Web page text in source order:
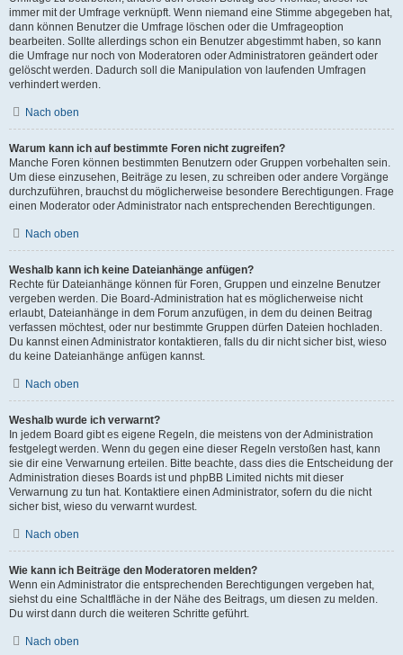
immer mit der Umfrage verknüpft. Wenn niemand eine Stimme abgegeben hat,
dann können Benutzer die Umfrage löschen oder die Umfrageoption
bearbeiten. Sollte allerdings schon ein Benutzer abgestimmt haben, so kann
die Umfrage nur noch von Moderatoren oder Administratoren geändert oder
gelöscht werden. Dadurch soll die Manipulation von laufenden Umfragen
verhindert werden.
Nach oben
Warum kann ich auf bestimmte Foren nicht zugreifen?
Manche Foren können bestimmten Benutzern oder Gruppen vorbehalten sein.
Um diese einzusehen, Beiträge zu lesen, zu schreiben oder andere Vorgänge
durchzuführen, brauchst du möglicherweise besondere Berechtigungen. Frage
einen Moderator oder Administrator nach entsprechenden Berechtigungen.
Nach oben
Weshalb kann ich keine Dateianhänge anfügen?
Rechte für Dateianhänge können für Foren, Gruppen und einzelne Benutzer
vergeben werden. Die Board-Administration hat es möglicherweise nicht
erlaubt, Dateianhänge in dem Forum anzufügen, in dem du deinen Beitrag
verfassen möchtest, oder nur bestimmte Gruppen dürfen Dateien hochladen.
Du kannst einen Administrator kontaktieren, falls du dir nicht sicher bist, wieso
du keine Dateianhänge anfügen kannst.
Nach oben
Weshalb wurde ich verwarnt?
In jedem Board gibt es eigene Regeln, die meistens von der Administration
festgelegt werden. Wenn du gegen eine dieser Regeln verstoßen hast, kann
sie dir eine Verwarnung erteilen. Bitte beachte, dass dies die Entscheidung der
Administration dieses Boards ist und phpBB Limited nichts mit dieser
Verwarnung zu tun hat. Kontaktiere einen Administrator, sofern du die nicht
sicher bist, wieso du verwarnt wurdest.
Nach oben
Wie kann ich Beiträge den Moderatoren melden?
Wenn ein Administrator die entsprechenden Berechtigungen vergeben hat,
siehst du eine Schaltfläche in der Nähe des Beitrags, um diesen zu melden.
Du wirst dann durch die weiteren Schritte geführt.
Nach oben